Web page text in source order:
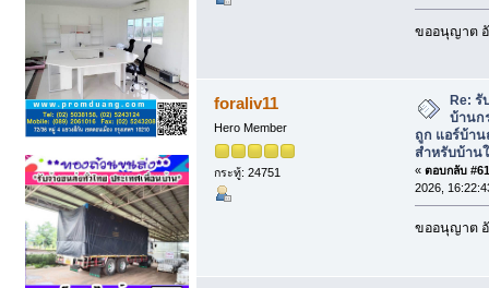
ขออนุญาต
foraliv11
Hero Member
กระทู้: 24751
Re: รั
บ้านก
ถูก แอร์บ้า
สำหรับบ้าน
« ตอบกลับ
2026,
ขออนุญาต